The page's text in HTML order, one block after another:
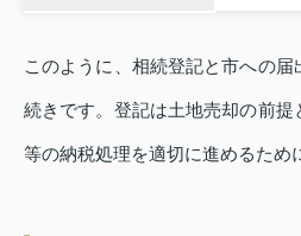
このように、相続登記と市への
続きです。登記は土地売却の前
等の納税処理を適切に進めるため